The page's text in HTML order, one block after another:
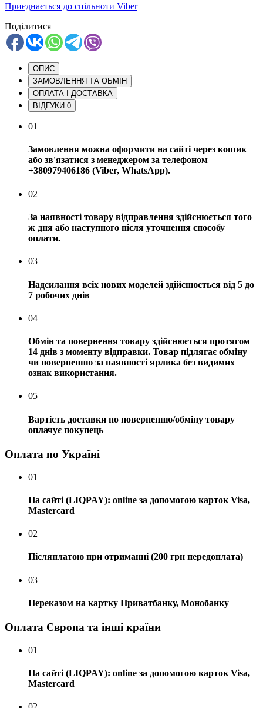
Приєднається до спільноти Viber
Поділитися
ОПИС
ЗАМОВЛЕННЯ ТА ОБМІН
ОПЛАТА І ДОСТАВКА
ВІДГУКИ 0
01
Замовлення можна оформити на сайті через кошик
або зв'язатися з менеджером за телефоном
+380979406186 (Viber, WhatsApp).
02
За наявності товару відправлення здійснюється того
ж дня або наступного після уточнення способу
оплати.
03
Надсилання всіх нових моделей здійснюється від 5 до
7 робочих днів
04
Обмін та повернення товару здійснюється протягом
14 днів з моменту відправки. Товар підлягає обміну
чи поверненню за наявності ярлика без видимих ​​
ознак використання.
05
Вартість доставки по поверненню/обміну товару
оплачує покупець
Оплата по Україні
01
На сайті (LIQPAY): online за допомогою карток Visa,
Mastercard
02
Післяплатою при отриманні (200 грн передоплата)
03
Переказом на картку Приватбанку, Монобанку
Оплата Європа та інші країни
01
На сайті (LIQPAY): online за допомогою карток Visa,
Mastercard